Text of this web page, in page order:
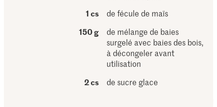
1 cs
de fécule de maïs
150 g
de mélange de baies
surgelé avec baies des bois,
à décongeler avant
utilisation
2 cs
de sucre glace